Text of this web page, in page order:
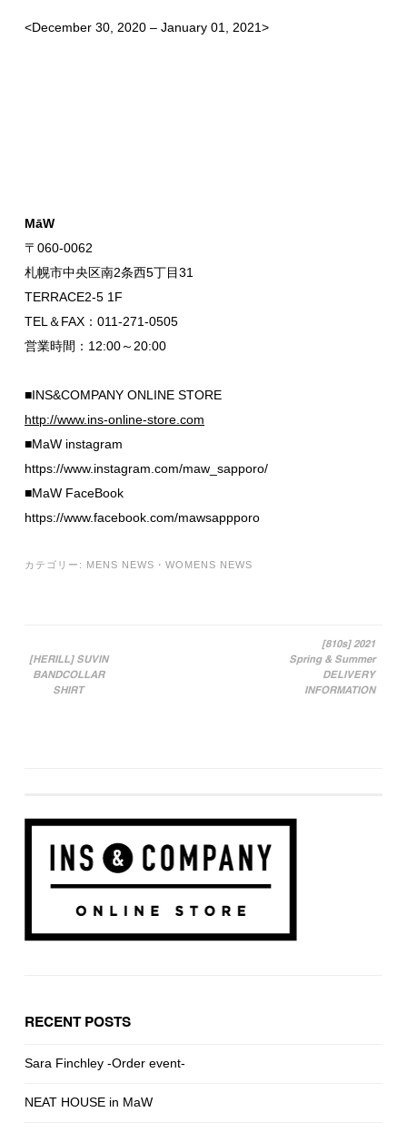
<December 30, 2020 – January 01, 2021>
MāW
〒060-0062
札幌市中央区南2条西5丁目31
TERRACE2-5 1F
TEL＆FAX：011-271-0505
営業時間：12:00～20:00
■INS&COMPANY ONLINE STORE
http://www.ins-online-store.com
■MaW instagram
https://www.instagram.com/maw_sapporo/
■MaW FaceBook
https://www.facebook.com/mawsappporo
カテゴリー: MENS NEWS ・ WOMENS NEWS
投稿ナビゲーション
[HERILL] SUVIN
BANDCOLLAR
SHIRT
[810s] 2021
Spring & Summer
DELIVERY
INFORMATION
RECENT POSTS
Sara Finchley -Order event-
NEAT HOUSE in MaW